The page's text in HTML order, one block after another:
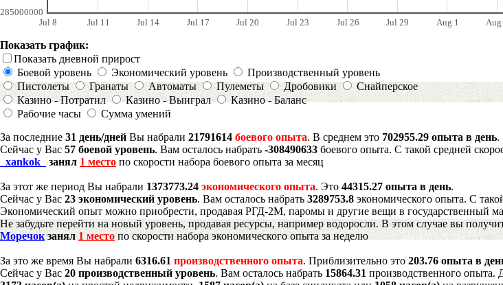
Jul 8 Jul 11 Jul 14 Jul 17 Jul 20 Jul 23 Jul 26 Jul 29 Aug 1 Aug
285000000
Показать график:
Показать дневной прирост
Боевой уровень
Экономический уровень
Производственный уровень
Пистолеты
Гранаты Автоматы Пулеметы Дробовики
Снайперское
Казино - Потратил
Казино - Выиграл
Казино - Баланс
Рабочие часы
Сумма умений
За последние 31 день/дней Вы набрали 21791614 боевого опыта. В среднем это 702955.29 опыта в день.
Сейчас у Вас 57 боевой уровень. Вам осталось набрать -308490633 боевого опыта. С такой средней
_xankok_
занял 1 место по скорости набора боевого опыта за месяц
За этот же период Вы набрали 1373773.24 экономического опыта. Это 44315.27 опыта в день.
Сейчас у Вас 23 экономический уровень. Вам осталось набрать 3289753.8 экономического опыта. С
Экономический опыт можно приобрести, продавая РГД-2М, паромы и другие вещи в государственный
Не забудьте перейти на новый уровень, продавая ресурсы, например водоросли. В этом случае вы
Моречок занял 1 место по скорости набора экономического опыта за неделю
За это же время Вы набрали 6316.61 производственного опыта. Приблизительно это 203.76 опыта в
Сейчас у Вас 20 производственный уровень. Вам осталось набрать 15864.31 производственного опыта.